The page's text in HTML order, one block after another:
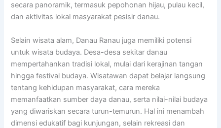
secara panoramik, termasuk pepohonan hijau, pulau kecil,
dan aktivitas lokal masyarakat pesisir danau.
Selain wisata alam, Danau Ranau juga memiliki potensi
untuk wisata budaya. Desa-desa sekitar danau
mempertahankan tradisi lokal, mulai dari kerajinan tangan
hingga festival budaya. Wisatawan dapat belajar langsung
tentang kehidupan masyarakat, cara mereka
memanfaatkan sumber daya danau, serta nilai-nilai budaya
yang diwariskan secara turun-temurun. Hal ini menambah
dimensi edukatif bagi kunjungan, selain rekreasi dan